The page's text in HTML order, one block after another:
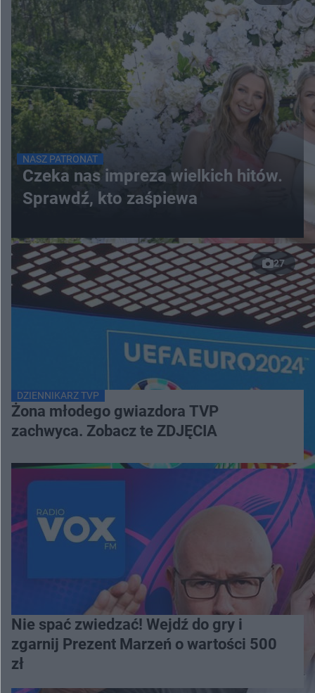
NASZ PATRONAT
Czeka nas impreza wielkich hitów.
Sprawdź, kto zaśpiewa
27
DZIENNIKARZ TVP
Żona młodego gwiazdora TVP
zachwyca. Zobacz te ZDJĘCIA
Nie spać zwiedzać! Wejdź do gry i
zgarnij Prezent Marzeń o wartości 500
zł